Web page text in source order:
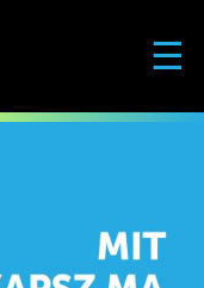
☰